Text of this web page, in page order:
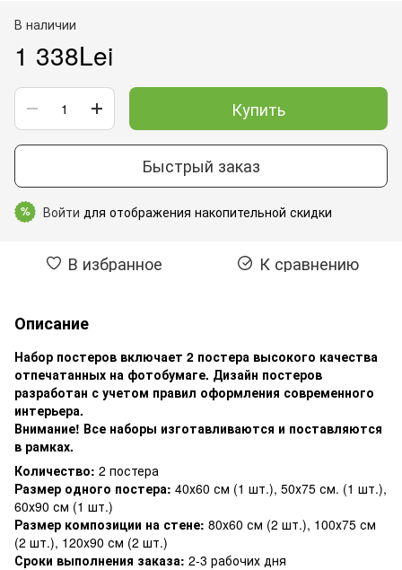
В наличии
1 338Lei
Купить
Быстрый заказ
% Войти для отображения накопительной скидки
В избранное К сравнению
Описание
Набор постеров включает 2 постера высокого качества
отпечатанных на фотобумаге. Дизайн постеров
разработан с учетом правил оформления современного
интерьера.
Внимание! Все наборы изготавливаются и поставляются
в рамках.
Количество: 2 постера
Размер одного постера: 40х60 см (1 шт.), 50х75 см. (1 шт.),
60х90 см (1 шт.)
Размер композиции на стене: 80х60 см (2 шт.), 100х75 см
(2 шт.), 120х90 см (2 шт.)
Сроки выполнения заказа: 2-3 рабочих дня